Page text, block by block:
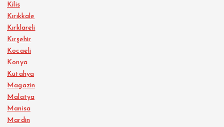
Kilis
Kırıkkale
Kırklareli
Kırşehir
Kocaeli
Konya
Kütahya
Magazin
Malatya
Manisa
Mardin